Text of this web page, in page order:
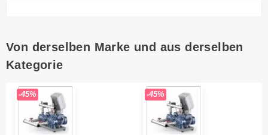
Von derselben Marke und aus derselben
Kategorie
-45% -45%